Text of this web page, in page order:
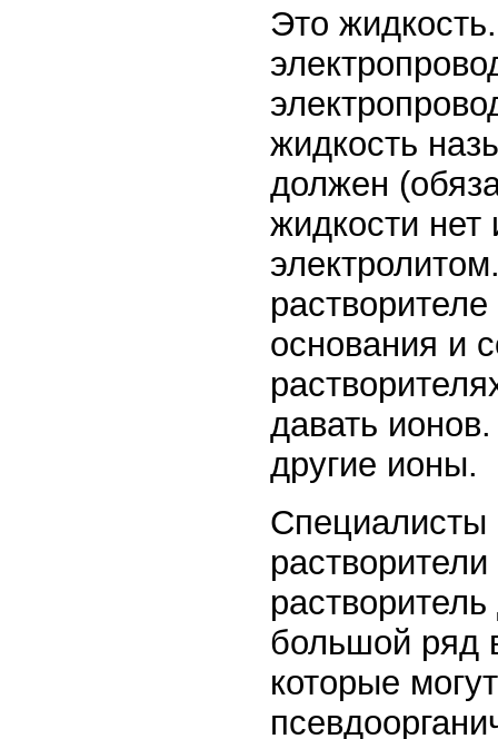
Это
жидкость
должен
жидкости нет
основания и
давать
другие ионы.
большой ряд
которые